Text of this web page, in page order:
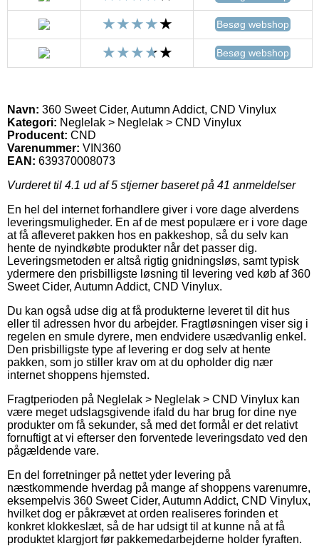
Besøg webshop
Besøg webshop
Navn: 360 Sweet Cider, Autumn Addict, CND Vinylux
Kategori: Neglelak > Neglelak > CND Vinylux
Producent: CND
Varenummer: VIN360
EAN: 639370008073
Vurderet til 4.1 ud af 5 stjerner baseret på 41 anmeldelser
En hel del internet forhandlere giver i vore dage alverdens
leveringsmuligheder. En af de mest populære er i vore dage
at få afleveret pakken hos en pakkeshop, så du selv kan
hente de nyindkøbte produkter når det passer dig.
Leveringsmetoden er altså rigtig gnidningsløs, samt typisk
ydermere den prisbilligste løsning til levering ved køb af 360
Sweet Cider, Autumn Addict, CND Vinylux.
Du kan også udse dig at få produkterne leveret til dit hus
eller til adressen hvor du arbejder. Fragtløsningen viser sig i
regelen en smule dyrere, men endvidere usædvanlig enkel.
Den prisbilligste type af levering er dog selv at hente
pakken, som jo stiller krav om at du opholder dig nær
internet shoppens hjemsted.
Fragtperioden på Neglelak > Neglelak > CND Vinylux kan
være meget udslagsgivende ifald du har brug for dine nye
produkter om få sekunder, så med det formål er det relativt
fornuftigt at vi efterser den forventede leveringsdato ved den
pågældende vare.
En del forretninger på nettet yder levering på
næstkommende hverdag på mange af shoppens varenumre,
eksempelvis 360 Sweet Cider, Autumn Addict, CND Vinylux,
hvilket dog er påkrævet at orden realiseres forinden et
konkret klokkeslæt, så de har udsigt til at kunne nå at få
produktet klargjort før pakkemedarbejderne holder fyraften.